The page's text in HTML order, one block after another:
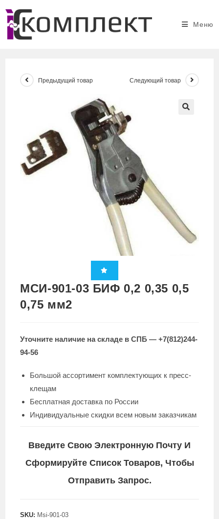
содержимому
Меню
Предыдущий товар Следующий товар
МСИ-901-03 БИФ 0,2 0,35 0,5
0,75 мм2
Уточните наличие на складе в СПБ — +7(812)244-
94-56
Большой ассортимент комплектующих к пресс-
клещам
Бесплатная доставка по России
Индивидуальные скидки всем новым заказчикам
Введите Свою Электронную Почту И
Сформируйте Список Товаров, Чтобы
Отправить Запрос.
SKU: Msi-901-03